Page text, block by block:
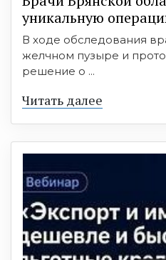
уникальную
В ходе обследования
желчном пузыре и
решение о ...
Читать далее